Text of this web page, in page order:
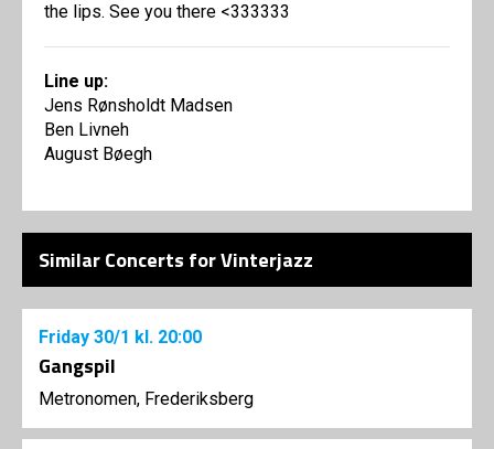
the lips. See you there <333333
Line up:
Jens Rønsholdt Madsen
Ben Livneh
August Bøegh
Similar Concerts for Vinterjazz
Friday 30/1 kl. 20:00
Gangspil
Metronomen, Frederiksberg